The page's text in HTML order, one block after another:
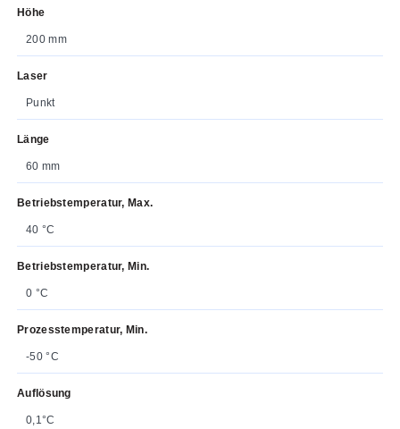
Höhe
200 mm
Laser
Punkt
Länge
60 mm
Betriebstemperatur, Max.
40 °C
Betriebstemperatur, Min.
0 °C
Prozesstemperatur, Min.
-50 °C
Auflösung
0,1°C